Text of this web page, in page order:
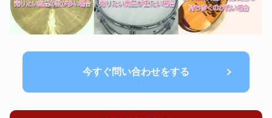
今すぐ問い合わせをする